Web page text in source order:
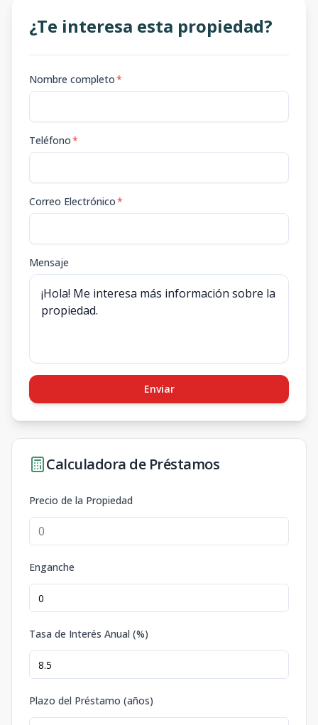
¿Te interesa esta propiedad?
Nombre completo*
Teléfono*
Correo Electrónico*
Mensaje
Enviar
Calculadora de Préstamos
Precio de la Propiedad
Enganche
Tasa de Interés Anual (%)
Plazo del Préstamo (años)